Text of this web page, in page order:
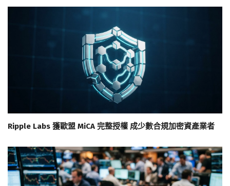
Ripple Labs 獲歐盟 MiCA 完整授權 成少數合規加密資產業者